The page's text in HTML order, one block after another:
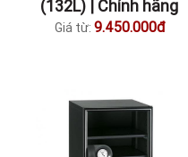
(132L) | Chính hãng
Giá từ: 9.450.000đ